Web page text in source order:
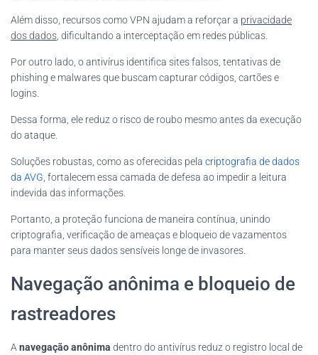
Além disso, recursos como VPN ajudam a reforçar a privacidade
dos dados , dificultando a interceptação em redes públicas.
Por outro lado, o antivírus identifica sites falsos, tentativas de
phishing e malwares que buscam capturar códigos, cartões e
logins.
Dessa forma, ele reduz o risco de roubo mesmo antes da execução
do ataque.
Soluções robustas, como as oferecidas pela criptografia de dados
da AVG , fortalecem essa camada de defesa ao impedir a leitura
indevida das informações.
Portanto, a proteção funciona de maneira contínua, unindo
criptografia, verificação de ameaças e bloqueio de vazamentos
para manter seus dados sensíveis longe de invasores.
Navegação anônima e bloqueio de
rastreadores
A navegação anônima dentro do antivírus reduz o registro local de